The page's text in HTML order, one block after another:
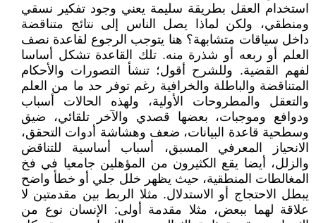
استخدام العقل بطريقة سليمة يعني وجود تفكير نسقي
ومنطقي، ولكن لماذا يصل الناس إلى نتائج متناقضة
داخل سياقات متشابهة؟ هنا يتوجب الرجوع لقاعدة نصف
العلم أو ربعه أو شذرة منه. تلك القاعدة تشكل أساسا
لفهم القضية. وللشرح أقول؛ تنشأ التصورات والأحكام
المتناقضة والباطلة والخرافية رغم توفر حد ما من العلم
والتعقل والمطروحات الأولية، ولهذه الحالات أسباب
ودوافع وموجبات، بعضها قصدي والآخر تلقائي، ضيق
وسطحية قاعدة البيانات، ضعف وهشاشة أدوات التحقق،
الانحياز المعرفي المسبق، أسباب أساسية للتناقض
والزلل، أيضا يقع الكثيرون من المؤهلين جامعيا في فخ
المغالطات المنطقية، حيث يظهر خلل جلي أو خطأ واضح
يبطل الاحتجاج أو الاستدلال. مثلا الربط بين مقدمتين لا
علاقة لهما ببعض، مثلا مقدمة أولى: الإنسان نوع من